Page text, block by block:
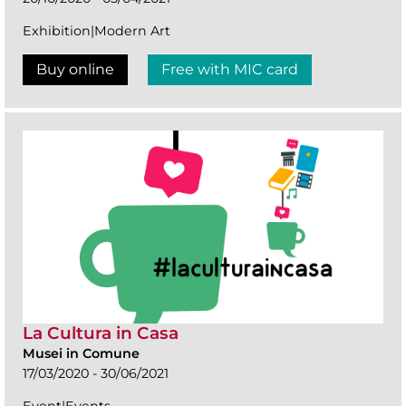
Exhibition|Modern Art
Buy online Free with MIC card
La Cultura in Casa
Musei in Comune
17/03/2020 - 30/06/2021